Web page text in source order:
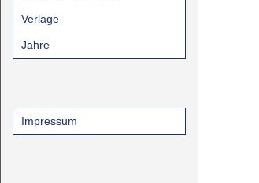
Verlage
Jahre
Impressum